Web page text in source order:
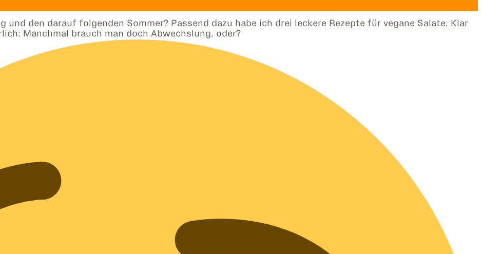
den darauf folgenden Sommer? Passend dazu habe ich drei leckere Rezepte für vegane Salate. Klar
Manchmal brauch man doch Abwechslung, oder?